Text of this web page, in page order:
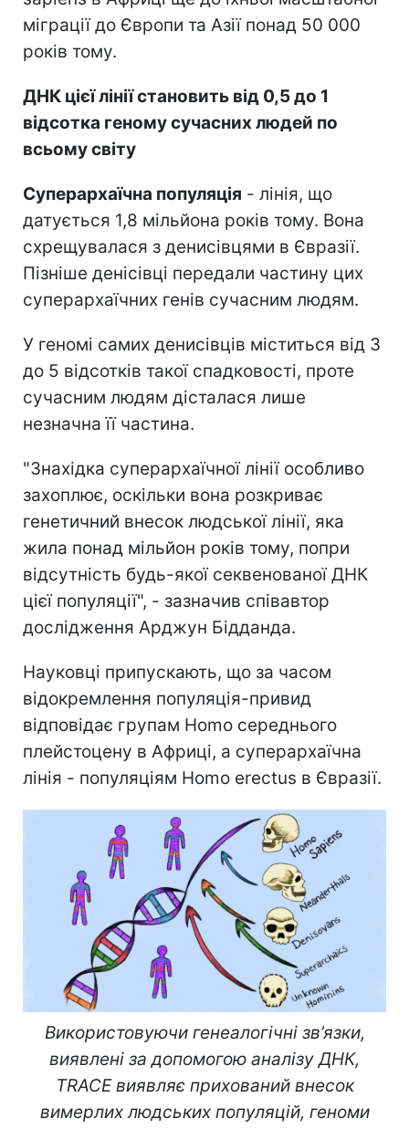
міграції до Європи та Азії понад 50 000
років тому.
ДНК цієї лінії становить від 0,5 до 1
відсотка геному сучасних людей по
всьому світу
Суперархаїчна популяція - лінія, що
датується 1,8 мільйона років тому. Вона
схрещувалася з денисівцями в Євразії.
Пізніше денісівці передали частину цих
суперархаїчних генів сучасним людям.
У геномі самих денисівців міститься від 3
до 5 відсотків такої спадковості, проте
сучасним людям дісталася лише
незначна її частина.
"Знахідка суперархаїчної лінії особливо
захоплює, оскільки вона розкриває
генетичний внесок людської лінії, яка
жила понад мільйон років тому, попри
відсутність будь-якої секвенованої ДНК
цієї популяції", - зазначив співавтор
дослідження Арджун Бідданда.
Науковці припускають, що за часом
відокремлення популяція-привид
відповідає групам Homo середнього
плейстоцену в Африці, а суперархаїчна
лінія - популяціям Homo erectus в Євразії.
Використовуючи генеалогічні зв’язки,
виявлені за допомогою аналізу ДНК,
TRACE виявляє прихований внесок
вимерлих людських популяцій, геноми